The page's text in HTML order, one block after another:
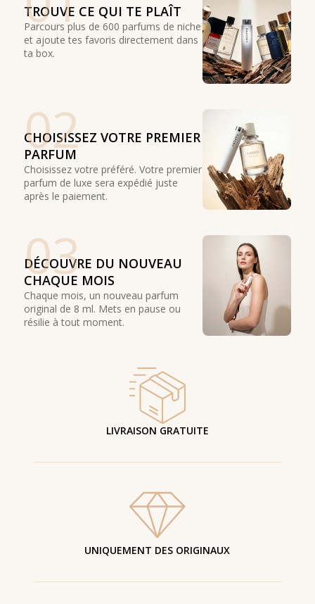
TROUVE CE QUI TE PLAÎT
Parcours plus de 600 parfums de niche
et ajoute tes favoris directement dans
ta box.
02
CHOISISSEZ VOTRE PREMIER
PARFUM
Choisissez votre préféré. Votre premier
parfum de luxe sera expédié juste
après le paiement.
03
DÉCOUVRE DU NOUVEAU
CHAQUE MOIS
Chaque mois, un nouveau parfum
original de 8 ml. Mets en pause ou
résilie à tout moment.
LIVRAISON GRATUITE
UNIQUEMENT DES ORIGINAUX